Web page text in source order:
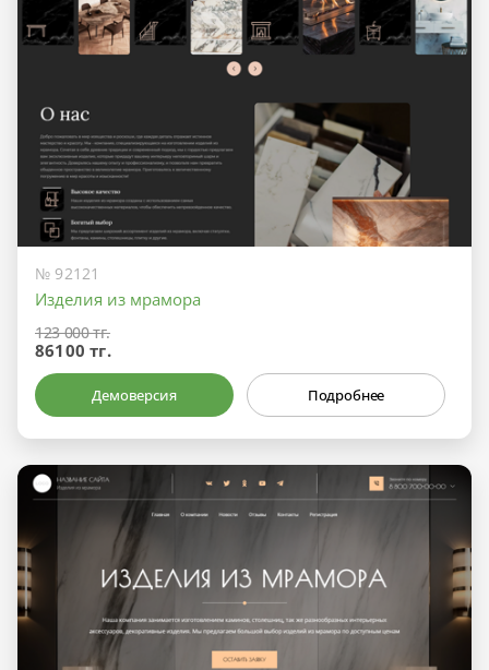
№ 92121
Изделия из мрамора
123 000 тг.
86100 тг.
Демоверсия Подробнее